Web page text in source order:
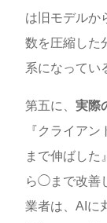
は旧モデルか
数を圧縮した
系になってい
第五に、実際
『クライア
まで伸ばし
ら◯まで改善
業者は、AIに